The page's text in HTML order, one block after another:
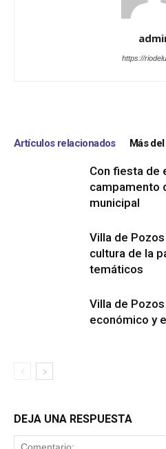
https://
Artículos relacionados Más
Con fiesta de
campamento
municipal
Villa de
cultura de la
temáticos
Villa de
económico y
DEJA UNA RESPUESTA